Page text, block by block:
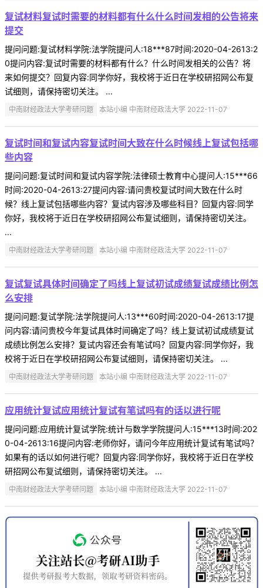
复试材料复试时需要的材料都有什么什么时间发相的公告将来
提交
提问问题:复试材料学院:法学院提问人:18***87时间:2020-04-2613:2
0提问内容:复试时需要的材料都有什么？什么时间发相关的公告？将
来如何提交？回复内容:同学你好，我校将于近日在学校研招网公布复
试细则，请保持密切关注。 ...
中南财经政法大学考研问题 本站小编 中南财经政法大学 2022-11-07
复试时间和复试内容复试时间大致在什么时候线上复试包括哪
些内容
提问问题:复试时间和复试内容学院:法律硕士教育中心提问人:15***66
时间:2020-04-2613:27提问内容:请问贵校复试时间大致在什么时
候？线上复试包括哪些内容？复试内容涉及哪些科目？回复内容:同学
你好，我校将于近日在学校研招网公布复试细则，请保持密切关注。
...
中南财经政法大学考研问题 本站小编 中南财经政法大学 2022-11-07
复试复试具体时间确定了吗线上复试初试成绩复试成绩比例怎
么安排
提问问题:复试学院:法学院提问人:13***60时间:2020-04-2613:17提
问内容:请问贵校今年复试具体时间确定了吗？线上复试初试成绩复试
成绩比例怎么安排？复试内容还会有笔试吗？回复内容:同学你好，我
校将于近日在学校研招网公布复试细则，请保持密切关注。 ...
中南财经政法大学考研问题 本站小编 中南财经政法大学 2022-11-07
应用统计复试应用统计复试有笔试吗有的话以进行呢
提问问题:应用统计复试学院:统计与数学学院提问人:15***13时间:202
0-04-2613:16提问内容:老师你好，请问今年应用统计复试有笔试吗？
如果有的话以如何进行呢？回复内容:同学你好，我校将于近日在学校
研招网公布复试细则，请保持密切关注。 ...
中南财经政法大学考研问题 本站小编 中南财经政法大学 2022-11-07